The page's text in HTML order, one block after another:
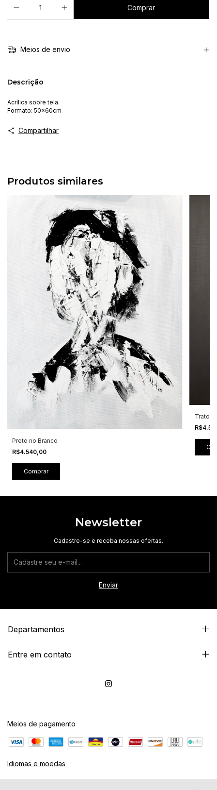
Meios de envio
Descrição
Acrílica sobre tela.
Formato: 50x60cm
Compartilhar
Produtos similares
Preto no Branco
R$4.540,00
Trato
Newsletter
Cadastre-se e receba nossas ofertas.
Departamentos
Entre em contato
Meios de pagamento
Idiomas e moedas